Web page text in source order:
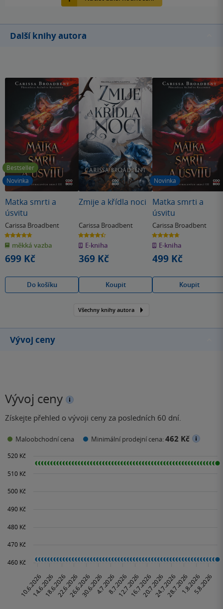
Další knihy autora
Bestseller
Novinka
Matka smrti a
úsvitu
Carissa Broadbent
4.7
z
5
hvězdiček
měkká vazba
699 Kč
Do košíku
Zmije a křídla noci
Carissa Broadbent
4.5
z
5
hvězdiček
E-kniha
369 Kč
Koupit
Novinka
Matka smrti a
úsvitu
Carissa Broadbent
4.7
z
5
hvězdiček
E-kniha
499 Kč
Koupit
Všechny knihy autora
Vývoj ceny
Vývoj ceny
Získejte přehled o vývoji ceny za posledních 60 dní.
Maloobchodní cena Minimální prodejní cena:462 Kč